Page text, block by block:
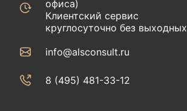
офиса)
Клиентский сервис
круглосуточно без выходных
info@alsconsult.ru
8 (495) 481-33-12‬‬